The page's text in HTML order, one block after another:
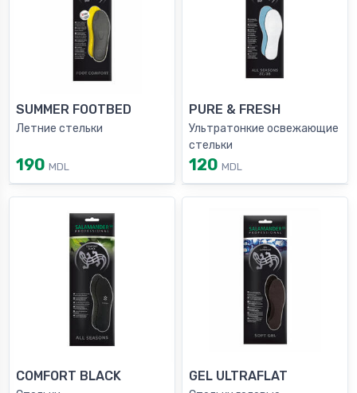
SUMMER FOOTBED
Летние стельки
190 MDL
PURE & FRESH
Ультратонкие освежающие
стельки
120 MDL
COMFORT BLACK GEL ULTRAFLAT